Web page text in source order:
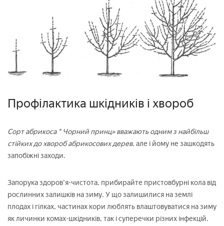
Профілактика шкідників і хвороб
Сорт абрикоса " Чорний принц» вважають одним з найбільш
стійких до хвороб абрикосових дерев, але і йому не зашкодять
запобіжні заходи.
Запорука здоров'я-чистота, прибирайте пристовбурні кола від
рослинних залишків на зиму. У що залишилися на землі
плодах і гілках, частинах кори люблять влаштовуватися на зиму
як личинки комах-шкідників, так і суперечки різних інфекцій.